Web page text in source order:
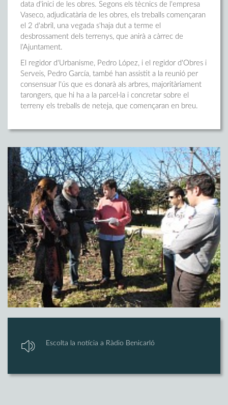
data d'inici de les obres. Segons els tècnics de l'empresa
Vaseco, adjudicatària de les obres, els treballs començaran
el 2 d'abril, una vegada s'haja dut a terme el
desbrossament dels terrenys, que anirà a càrrec de
l'Ajuntament.
El regidor d'Urbanisme, Pedro López, i el regidor d'Obres i
Serveis, Pedro García, també han assistit a la reunió per
consensuar l'ús que es donarà als arbres, majoritàriament
tarongers, que hi ha a la parcel·la i concretar sobre el
terreny els treballs de neteja, que començaran en breu.
Escolta la notícia a Ràdio Benicarló